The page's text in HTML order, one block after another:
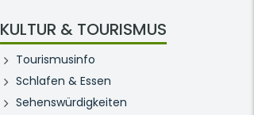
KULTUR & TOURISMUS
Tourismusinfo
Schlafen & Essen
Sehenswürdigkeiten